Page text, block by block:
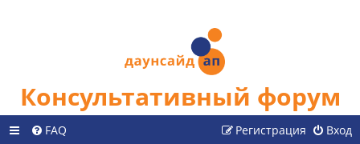
Консультативный форум
FAQ Вход
Регистрация